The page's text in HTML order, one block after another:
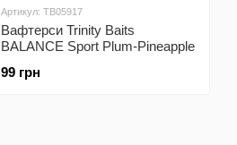
Артикул: TB05917
Вафтерси Trinity Baits
BALANCE Sport Plum-Pineapple
99 грн